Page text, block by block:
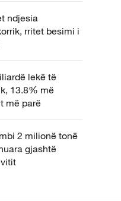
ndjesia
rritet besimi i
lekë të
13.8% më
më parë
2 milionë tonë
gjashtë